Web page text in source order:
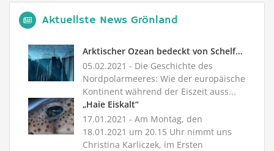
Aktuellste News Grönland
Arktischer Ozean bedeckt von Schelfeis und voller Süßwasser
05.02.2021 - Die Geschichte des
Nordpolarmeeres: Wie der europäische
Kontinent während der Eiszeit auss...
„Haie Eiskalt“
17.01.2021 - Am Montag, den
18.01.2021 um 20.15 Uhr nimmt uns
Christina Karliczek, im Ersten